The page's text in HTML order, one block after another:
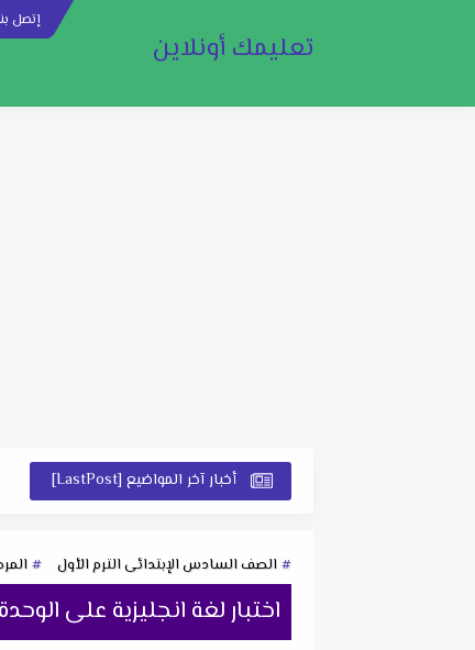
إتصل
تعليمك أونلاين
أخبار آخر المواضيع [LastPost]
الصف السادس الإبتدائى الترم الأول
اختبار لغة انجليزية على الوحدة